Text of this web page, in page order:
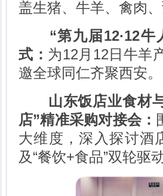
盖生猪、牛羊、禽肉
“第九届12·12
式： 为12月12日牛羊
邀全球同仁齐聚西安。
山东饭店业食材
店”精准采购对接会：
大维度，深入探讨酒
及“餐饮+食品”双轮驱